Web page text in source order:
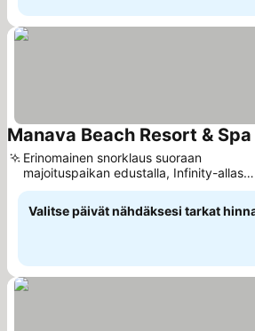
Manava Beach Resort &
Erinomainen snorklaus suoraan
majoituspaikan edustalla, Infinity-allas
upeilla näkymillä
Valitse päivät nähdäksesi tarkat